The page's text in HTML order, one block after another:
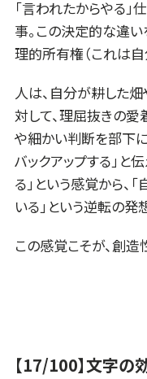
「言われたからやる」
事。この決定的な違い
理的所有権（これは自
人は、自分が耕した
対して、理屈抜きの愛
や細かい判断を部下
バックアップする」と
る」という感覚から、
いる」という逆転の発
この感覚こそが、創造
【17/100】文字の